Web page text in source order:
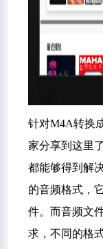
针对M4A转换
家分享到这里
都能够得到解
的音频格式，
件。而音频文
求，不同的格